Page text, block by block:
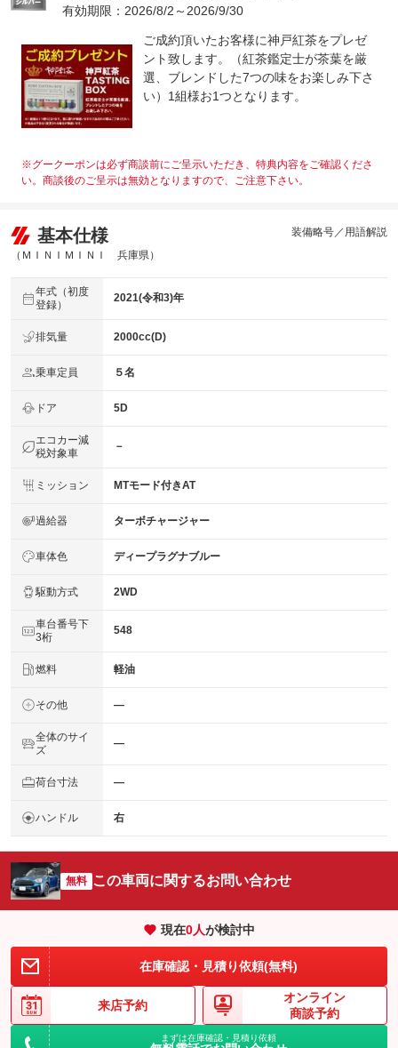
有効期限：2026/8/2～2026/9/30
ご成約頂いたお客様に神戸紅茶をプレゼ
ント致します。（紅茶鑑定士が茶葉を厳
選、ブレンドした7つの味をお楽しみ下さ
い）1組様お1つとなります。
※グークーポンは必ず商談前にご呈示いただき、特典内容をご確認くださ
い。商談後のご呈示は無効となりますので、ご注意下さい。
基本仕様
（ＭＩＮＩＭＩＮＩ 兵庫県）
装備略号／用語解説
年式（初度
登録）
2021(令和3)年
排気量 2000cc(D)
乗車定員 ５名
ドア 5D
エコカー減
税対象車
－
ミッション MTモード付きAT
過給器 ターボチャージャー
車体色 ディープラグナブルー
駆動方式 2WD
車台番号下
3桁
548
燃料 軽油
その他 ―
全体のサイ
ズ
―
荷台寸法 ―
ハンドル 右
無料 この車両に関するお問い合わせ
現在0人が検討中
在庫確認・見積り依頼(無料)
来店予約
オンライン
商談予約
まずは在庫確認・見積り依頼